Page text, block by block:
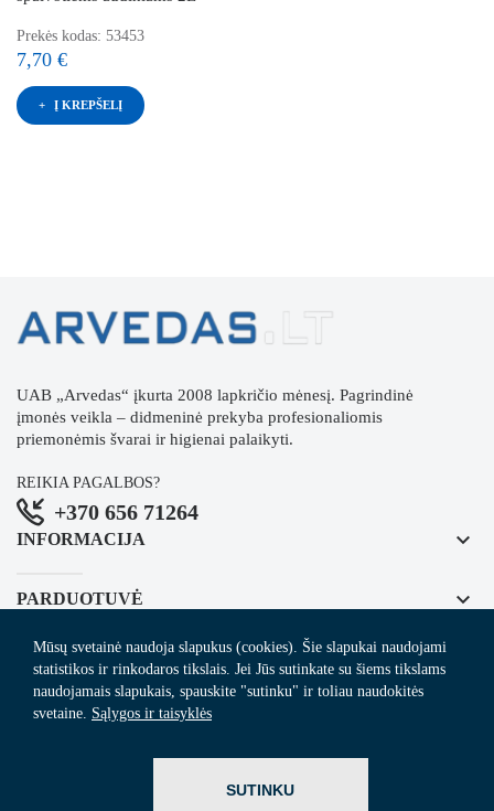
Prekės kodas: 53453
7,70 €
Į KREPŠELĮ
UAB „Arvedas“ įkurta 2008 lapkričio mėnesį. Pagrindinė
įmonės veikla – didmeninė prekyba profesionaliomis
priemonėmis švarai ir higienai palaikyti.
REIKIA PAGALBOS?
+370 656 71264
INFORMACIJA keyboard_arrow_down
PARDUOTUVĖ keyboard_arrow_down
REGISTRUOKITĖS NAUJIENLAIŠKIUI
Mūsų svetainė naudoja slapukus (cookies). Šie slapukai naudojami
statistikos ir rinkodaros tikslais. Jei Jūs sutinkate su šiems tikslams
naudojamais slapukais, spauskite "sutinku" ir toliau naudokitės
svetaine. Sąlygos ir taisyklės
SUTINKU